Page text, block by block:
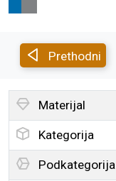
Prethodni
Materijal
Kategorija
Podkategorija